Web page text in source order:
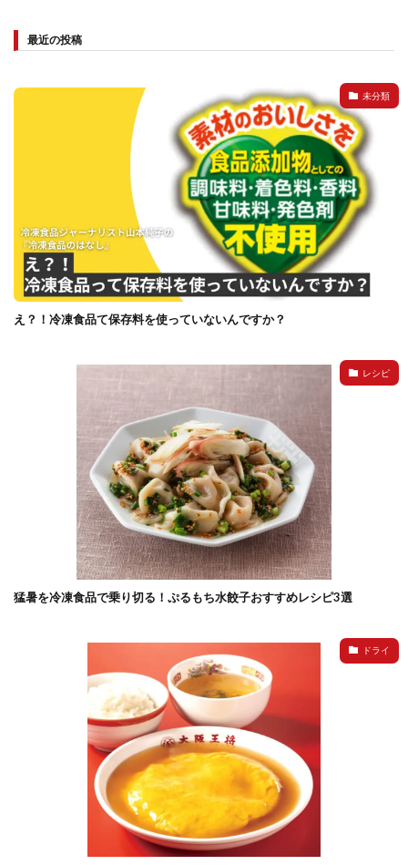
最近の投稿
未分類
え？！冷凍食品て保存料を使っていないんですか？
レシピ
猛暑を冷凍食品で乗り切る！ぷるもち水餃子おすすめレシピ3選
ドライ